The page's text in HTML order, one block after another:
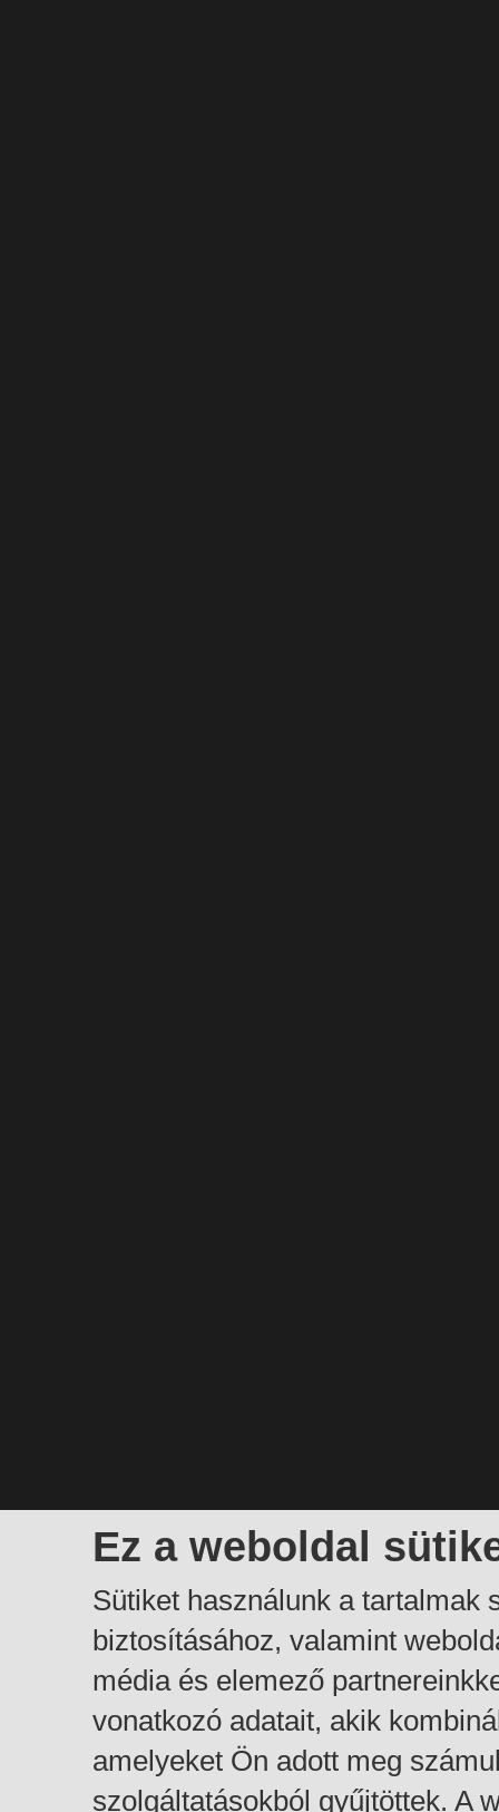
Ez a weboldal
Sütiket használunk a tartalmak
biztosításához, valamint
média és elemező
vonatkozó adatait, akik
amelyeket Ön adott meg
szolgáltatásokból gyűjtöttek. A